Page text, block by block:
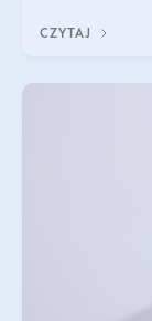
CZYTAJ